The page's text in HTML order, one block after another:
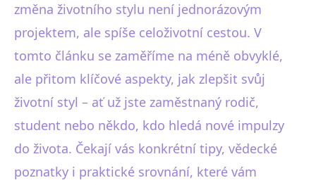
změna životního stylu není jednorázovým
projektem, ale spíše celoživotní cestou. V
tomto článku se zaměříme na méně obvyklé,
ale přitom klíčové aspekty, jak zlepšit svůj
životní styl – ať už jste zaměstnaný rodič,
student nebo někdo, kdo hledá nové impulzy
do života. Čekají vás konkrétní tipy, vědecké
poznatky i praktické srovnání, které vám